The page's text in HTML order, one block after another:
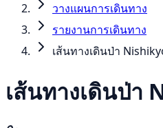
วางแผนการเดินทาง
รายงานการเดินทาง
เส้นทางเดินป่า
เส้นทางเดินป่า